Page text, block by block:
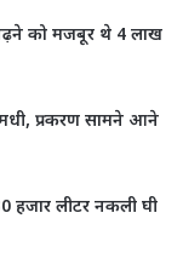
पढ़ने को मजबूर थे 4 लाख
प्रकरण सामने आने
हजार लीटर नकली घी